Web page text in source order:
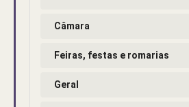
Câmara
Feiras, festas e romarias
Geral